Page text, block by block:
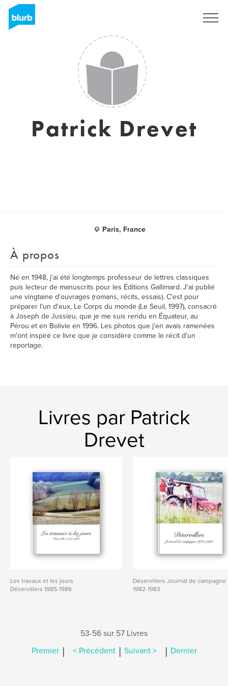
Patrick Drevet
Paris, France
À propos
Né en 1948, j'ai été longtemps professeur de lettres classiques
puis lecteur de manuscrits pour les Éditions Gallimard. J'ai publié
une vingtaine d'ouvrages (romans, récits, essais). C'est pour
préparer l'un d'eux, Le Corps du monde (Le Seuil, 1997), consacré
à Joseph de Jussieu, que je me suis rendu en Équateur, au
Pérou et en Bolivie en 1996. Les photos que j'en avais ramenées
m'ont inspiré ce livre que je considère comme le récit d'un
reportage.
Livres par Patrick
Drevet
Les travaux et les jours
Déservillers 1985-1986
Déservillers Journal de campagne
1982-1983
53-56 sur 57 Livres
Premier | < Précédent | Suivant > | Dernier